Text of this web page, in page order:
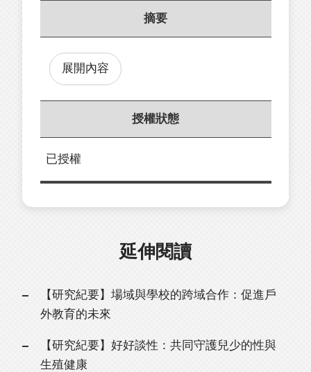
摘要
展開內容
授權狀態
已授權
延伸閱讀
【研究紀要】場域與學校的跨域合作：促進戶
外教育的未來
【研究紀要】好好談性：共同守護兒少的性與
生殖健康